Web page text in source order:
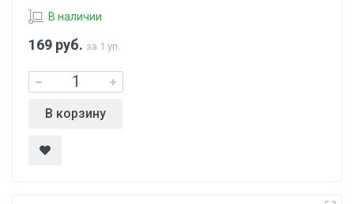
В наличии
169 руб. за 1 уп.
В корзину